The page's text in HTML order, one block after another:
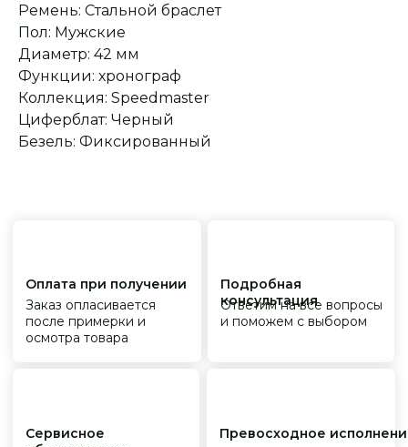
Ремень: Стальной браслет
Пол: Мужские
Диаметр: 42 мм
Функции: хронограф
Коллекция: Speedmaster
Циферблат: Черный
Безель: Фиксированный
распространяется
гарантийные
обязательства
Реплики только